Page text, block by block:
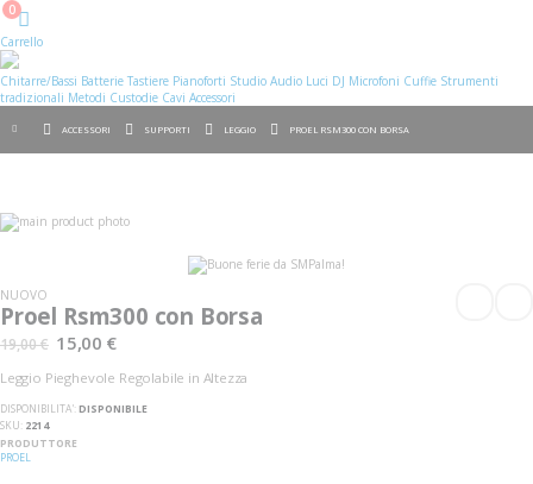
Cart
0
Carrello
Chitarre/Bassi Batterie Tastiere Pianoforti Studio Audio Luci DJ Microfoni Cuffie Strumenti
tradizionali Metodi Custodie Cavi Accessori
ACCESSORI SUPPORTI LEGGIO PROEL RSM300 CON BORSA
Vai
alla
galleria
di
immagini
galleria
di
immagini
NUOVO
Proel Rsm300 con Borsa
19,00 € 15,00 €
Leggio Pieghevole Regolabile in Altezza
DISPONIBILITA':DISPONIBILE
SKU 2214
PRODUTTORE
PROEL